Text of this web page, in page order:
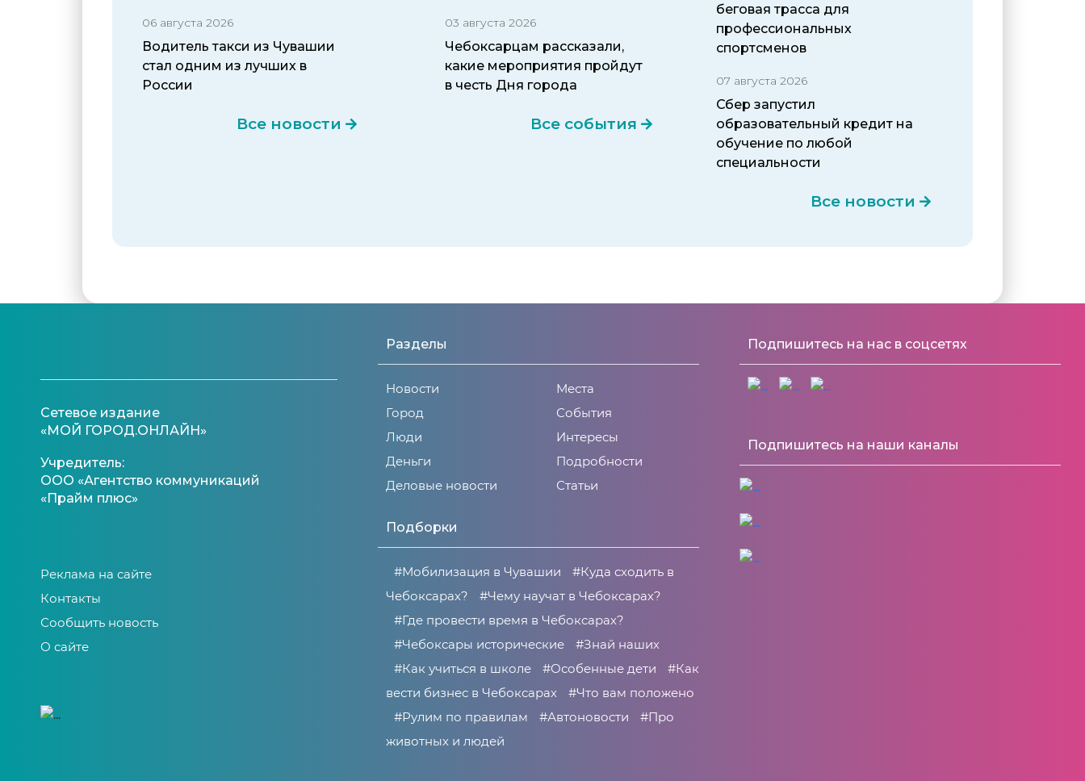
06 августа 2026
Водитель такси из Чувашии
стал одним из лучших в
России
Все новости
03 августа 2026
Чебоксарцам рассказали,
какие мероприятия пройдут
в честь Дня города
Все события
беговая трасса для
профессиональных
спортсменов
07 августа 2026
Сбер запустил
образовательный кредит на
обучение по любой
специальности
Все новости
Сетевое издание
«МОЙ ГОРОД.ОНЛАЙН»
Учредитель:
ООО «Агентство коммуникаций
«Прайм плюс»
Реклама на сайте
Контакты
Сообщить новость
О сайте
Разделы
Новости
Город
Люди
Деньги
Деловые новости
Места
События
Интересы
Подробности
Статьи
Подборки
#Мобилизация в Чувашии
#Куда сходить в
Чебоксарах?
#Чему научат в Чебоксарах?
#Где провести время в Чебоксарах?
#Чебоксары исторические
#Знай наших
#Как учиться в школе
#Особенные дети
#Как
вести бизнес в Чебоксарах
#Что вам положено
#Рулим по правилам
#Автоновости
#Про
животных и людей
Подпишитесь на нас в соцсетях
Подпишитесь на наши каналы